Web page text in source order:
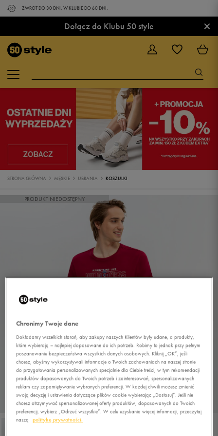
ZWROT DO 30 DNI. W KLUBIE DO 60 DNI.
Dołącz do Klubu 50 style ×
STRONA GŁÓWNA MĘSKIE UBRANIA KOSZULKI
PRODUKT NIEDOSTĘPNY
Chronimy Twoje dane
Dokładamy wszelkich starań, aby zakupy naszych Klientów były udane, a produkty,
które wybierają – najlepiej dopasowane do ich potrzeb. Robimy to jednak przy pełnym
poszanowaniu bezpieczeństwa wszystkich danych osobowych. Kliknij „OK”, jeśli
chcesz, abyśmy wykorzystywali informacje o Twoich zachowaniach na naszej stronie
do przygotowania personalizowanych specjalnie dla Ciebie treści, w tym rekomendacji
produktów dopasowanych do Twoich potrzeb i zainteresowań, spersonalizowanych
reklam czy zapamiętywanie wybranych preferencji. W każdej chwili możesz zmienić
swoją decyzję i ustawienia dotyczące plików cookie wybierając „Dostosuj”. Jeśli nie
chcesz otrzymywać spersonalizowanej oferty produktów, dopasowanych do Twoich
preferencji, wybierz „Odrzuć wszystkie”. W celu uzyskania więcej informacji, przeczytaj
naszą
politykę prywatności.